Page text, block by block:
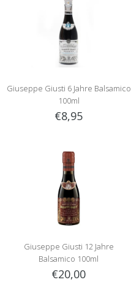
Giuseppe Giusti 6 Jahre Balsamico
100ml
€8,95
Giuseppe Giusti 12 Jahre
Balsamico 100ml
€20,00